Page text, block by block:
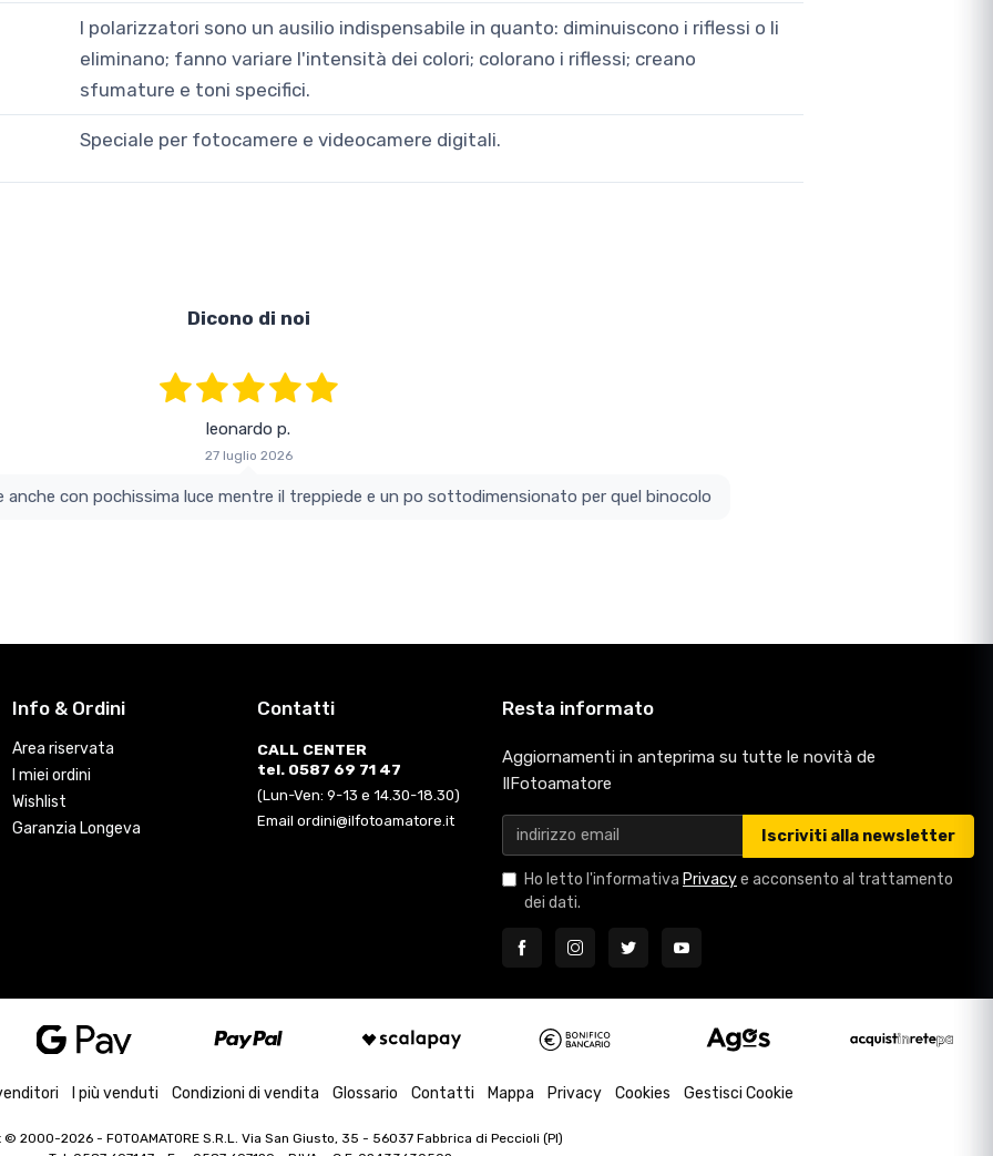
I polarizzatori sono un ausilio indispensabile in quanto: diminuiscono i riflessi o li
eliminano; fanno variare l'intensità dei colori; colorano i riflessi; creano
sfumature e toni specifici.
Speciale per fotocamere e videocamere digitali.
Dicono di noi
leonardo p.
27 luglio 2026
e perfetto si vede anche con pochissima luce mentre il treppiede e un po sottodimensionato per quel binocolo
Info & Ordini
Area riservata
I miei ordini
Wishlist
Garanzia Longeva
Contatti
CALL CENTER
tel. 0587 69 71 47
(Lun-Ven: 9-13 e 14.30-18.30)
Email ordini@ilfotoamatore.it
Resta informato
Aggiornamenti in anteprima su tutte le novità de
IlFotoamatore
Iscriviti alla newsletter
Ho letto l'informativa Privacye acconsento al trattamento
dei dati.
I più venduti Condizioni di vendita Glossario Contatti Mappa Privacy Cookies Gestisci Cookie
© 2000-2026 - FOTOAMATORE S.R.L. Via San Giusto, 35 - 56037 Fabbrica di Peccioli (PI)